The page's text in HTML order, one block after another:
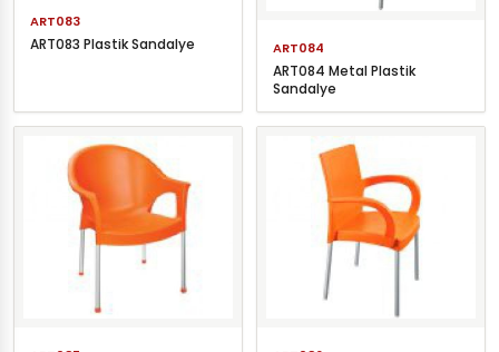
ART083
ART083 Plastik Sandalye ART084
ART084 Metal Plastik
Sandalye